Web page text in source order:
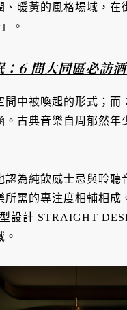
暖黃的風格場域，
。
：6 間大同區必訪
間中被喚起的形式；
。古典音樂自周郁然
認為純飲威士忌與聆
所需的專注度相輔相
設計 STRAIGHT